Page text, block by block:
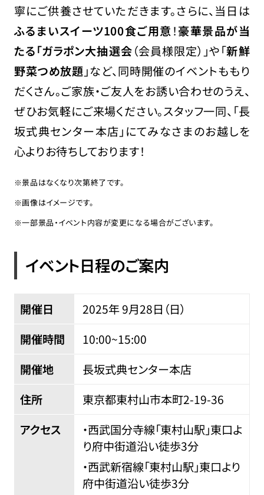
寧にご供養させていただきます。さらに、当日は
ふるまいスイーツ100食ご用意！豪華景品が当
たる「ガラポン大抽選会（会員様限定）」や「新鮮
野菜つめ放題 」など、同時開催のイベントももり
だくさん。ご家族・ご友人をお誘い合わせのうえ、
ぜひお気軽にご来場ください。スタッフ一同、「長
坂式典センター本店」にてみなさまのお越しを
心よりお待ちしております！
※景品はなくなり次第終了です。
※画像はイメージです。
※一部景品・イベント内容が変更になる場合がございます。
イベント日程のご案内
開催日 2025年 9月28日（日）
開催時間
10:00~15:00
開催地
長坂式典センター本店
住所
東京都東村山市本町2-19-36
アクセス
・西武国分寺線「東村山駅」東口よ
り府中街道沿い徒歩3分
・西武新宿線「東村山駅」東口より
府中街道沿い徒歩3分